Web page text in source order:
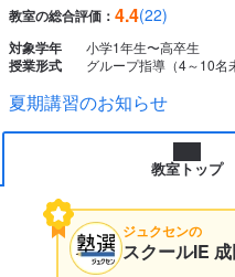
教室の総合評価： 4.4(22)
対象学年 小学1年生〜高卒生
授業形式 グループ指導（4～10名
夏期講習のお知らせ
教室トップ
ジュクセンの
スクールIE